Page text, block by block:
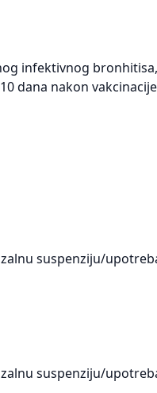
infektivnog
dana nakon
suspenziju/
suspenziju/